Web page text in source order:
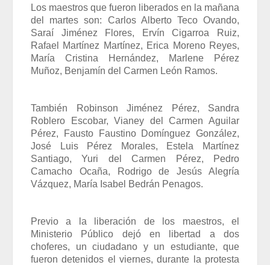
Los maestros que fueron liberados en la mañana
del martes son: Carlos Alberto Teco Ovando,
Saraí Jiménez Flores, Ervín Cigarroa Ruiz,
Rafael Martínez Martínez, Erica Moreno Reyes,
María Cristina Hernández, Marlene Pérez
Muñoz, Benjamín del Carmen León Ramos.
También Robinson Jiménez Pérez, Sandra
Roblero Escobar, Vianey del Carmen Aguilar
Pérez, Fausto Faustino Domínguez González,
José Luis Pérez Morales, Estela Martínez
Santiago, Yuri del Carmen Pérez, Pedro
Camacho Ocaña, Rodrigo de Jesús Alegría
Vázquez, María Isabel Bedrán Penagos.
Previo a la liberación de los maestros, el
Ministerio Público dejó en libertad a dos
choferes, un ciudadano y un estudiante, que
fueron detenidos el viernes, durante la protesta